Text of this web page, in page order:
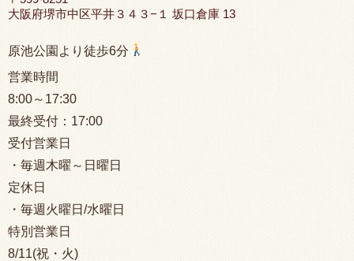
大阪府堺市中区平井３４３−１ 坂口倉庫 13
原池公園より徒歩6分
営業時間
8:00～17:30
最終受付： 17:00
受付営業日
・毎週木曜～日曜日
定休日
・毎週火曜日/水曜日
特別営業日
8/11(祝・火)